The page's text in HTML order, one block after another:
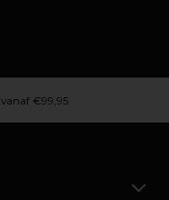
vanaf €99,95